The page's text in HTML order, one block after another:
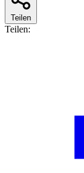
Teilen
Teilen: